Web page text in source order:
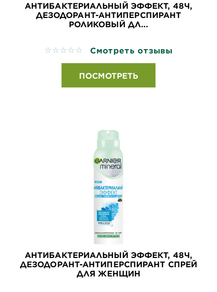
АНТИБАКТЕРИАЛЬНЫЙ ЭФФЕКТ, 48Ч,
ДЕЗОДОРАНТ-АНТИПЕРСПИРАНТ
РОЛИКОВЫЙ ДЛ...
No reviews Смотреть отзывы
ПОСМОТРЕТЬ
АНТИБАКТЕРИАЛЬНЫЙ ЭФФЕКТ, 48Ч,
ДЕЗОДОРАНТ-АНТИПЕРСПИРАНТ СПРЕЙ
ДЛЯ ЖЕНЩИН